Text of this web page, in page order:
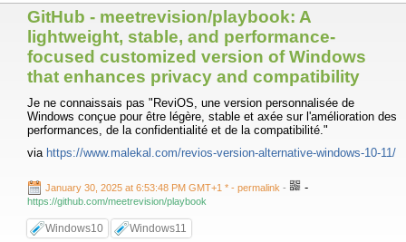
GitHub - meetrevision/playbook: A
lightweight, stable, and performance-
focused customized version of Windows
that enhances privacy and compatibility
Je ne connaissais pas "ReviOS, une version personnalisée de
Windows conçue pour être légère, stable et axée sur l'amélioration des
performances, de la confidentialité et de la compatibilité."
via https://www.malekal.com/revios-version-alternative-windows-10-11/
January 30, 2025 at 6:53:48 PM GMT+1 * - permalink - -
https://github.com/meetrevision/playbook
Windows10 Windows11